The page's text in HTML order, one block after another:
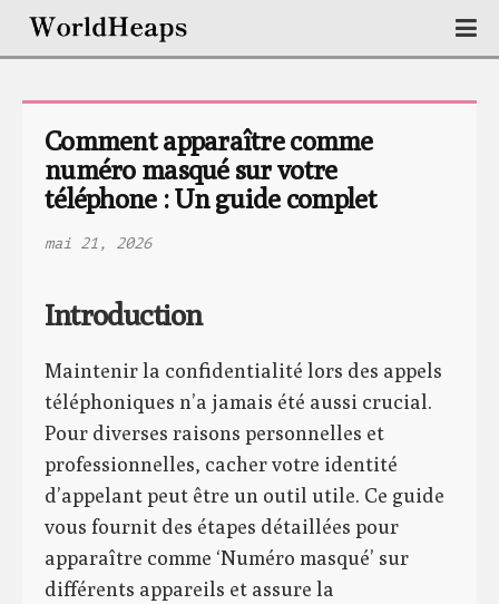
Comment apparaître comme
numéro masqué sur votre
téléphone : Un guide complet
mai 21, 2026
Introduction
Maintenir la confidentialité lors des appels
téléphoniques n’a jamais été aussi crucial.
Pour diverses raisons personnelles et
professionnelles, cacher votre identité
d’appelant peut être un outil utile. Ce guide
vous fournit des étapes détaillées pour
apparaître comme ‘Numéro masqué’ sur
différents appareils et assure la